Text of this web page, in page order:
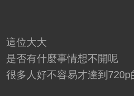
這位大大
是否有什麼事情想不開呢
很多人好不容易才達到720p